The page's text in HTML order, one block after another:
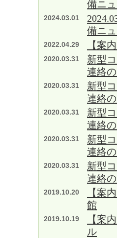
備ニ
2024.03.01
備ニ
2022.04.29 【案
2020.03.31
新型
連絡
2020.03.31
新型
連絡
2020.03.31
新型
連絡
2020.03.31
新型
連絡
2020.03.31
新型
連絡
2019.10.20
【案
館
2019.10.19
【案
ル